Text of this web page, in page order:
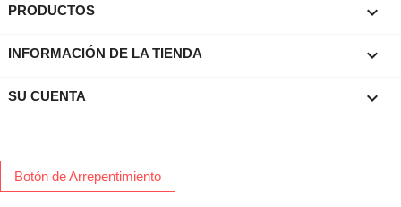
PRODUCTOS 
INFORMACIÓN DE LA TIENDA keyboard_arrow_down
SU CUENTA 
Botón de Arrepentimiento